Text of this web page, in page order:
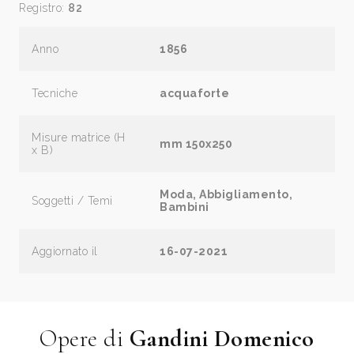
Registro: 82
Anno 1856
Tecniche acquaforte
Misure matrice (H
x B)
mm 150x250
Soggetti / Temi
Moda, Abbigliamento,
Bambini
Aggiornato il 16-07-2021
Opere di Gandini Domenico